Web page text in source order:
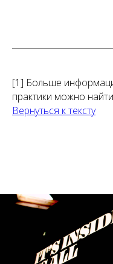
[1] Больше
практики можно
Вернуться к тексту